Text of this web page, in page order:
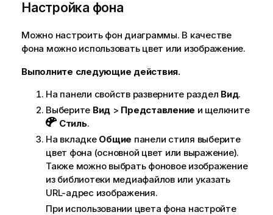
Настройка фона
Можно настроить фон диаграммы. В качестве
фона можно использовать цвет или изображение.
Выполните следующие действия.
На панели свойств разверните раздел Вид.
Выберите Вид > Представление и щелкните
Стиль.
На вкладке Общие панели стиля выберите
цвет фона (основной цвет или выражение).
Также можно выбрать фоновое изображение
из библиотеки медиафайлов или указать
URL-адрес изображения.
При использовании цвета фона настройте